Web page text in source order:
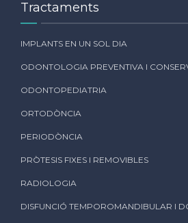
Tractaments
IMPLANTS EN UN SOL DIA
ODONTOLOGIA PREVENTIVA I
ODONTOPEDIATRIA
ORTODÒNCIA
PERIODÒNCIA
PRÒTESIS FIXES I REMOVIBLES
RADIOLOGIA
DISFUNCIÓ TEMPOROMANDIBULAR I